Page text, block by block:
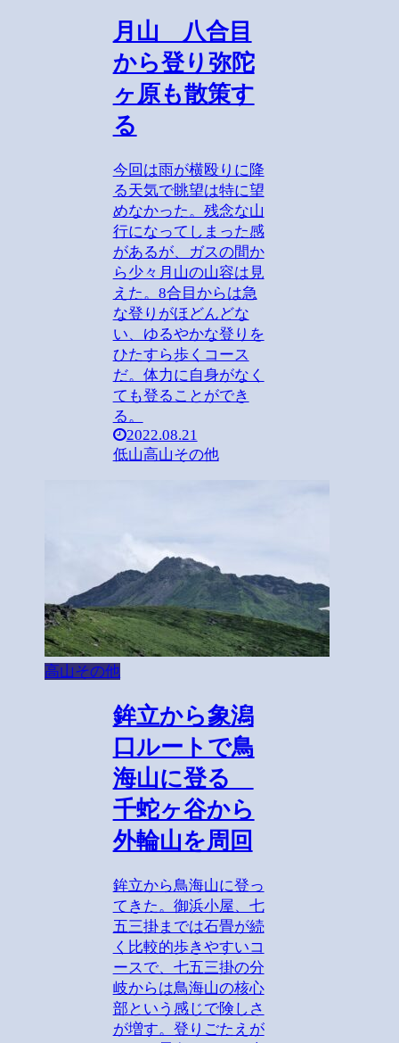
月山 八合目
から登り弥陀
ヶ原も散策す
る
今回は雨が横殴りに降
る天気で眺望は特に望
めなかった。残念な山
行になってしまった感
があるが、ガスの間か
ら少々月山の山容は見
えた。8合目からは急
な登りがほどんどな
い、ゆるやかな登りを
ひたすら歩くコース
だ。体力に自身がなく
ても登ることができ
る。
2022.08.21
低山高山その他
高山その他
鉾立から象潟
口ルートで鳥
海山に登る
千蛇ヶ谷から
外輪山を周回
鉾立から鳥海山に登っ
てきた。御浜小屋、七
五三掛までは石畳が続
く比較的歩きやすいコ
ースで、七五三掛の分
岐からは鳥海山の核心
部という感じで険しさ
が増す。登りごたえが